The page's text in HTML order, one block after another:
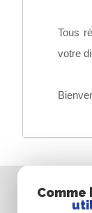
Tous
votre
Comme